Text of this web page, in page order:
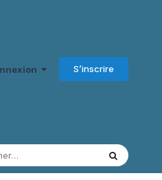
S’inscrire